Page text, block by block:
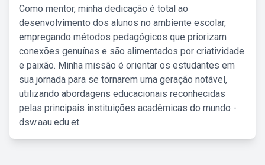
Como mentor, minha dedicação é total ao
desenvolvimento dos alunos no ambiente escolar,
empregando métodos pedagógicos que priorizam
conexões genuínas e são alimentados por criatividade
e paixão. Minha missão é orientar os estudantes em
sua jornada para se tornarem uma geração notável,
utilizando abordagens educacionais reconhecidas
pelas principais instituições acadêmicas do mundo -
dsw.aau.edu.et.